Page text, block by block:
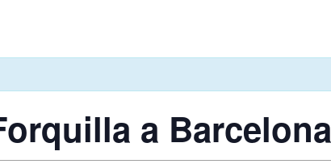
a Barcelona